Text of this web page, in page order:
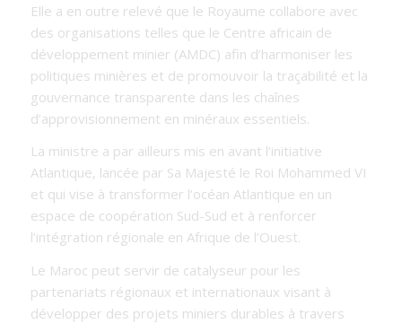
Elle a en outre relevé que le Royaume collabore avec
des organisations telles que le Centre africain de
développement minier (AMDC) afin d’harmoniser les
politiques minières et de promouvoir la traçabilité et la
gouvernance transparente dans les chaînes
d’approvisionnement en minéraux essentiels.
La ministre a par ailleurs mis en avant l’initiative
Atlantique, lancée par Sa Majesté le Roi Mohammed VI
et qui vise à transformer l’océan Atlantique en un
espace de coopération Sud-Sud et à renforcer
l’intégration régionale en Afrique de l’Ouest.
Le Maroc peut servir de catalyseur pour les
partenariats régionaux et internationaux visant à
développer des projets miniers durables à travers